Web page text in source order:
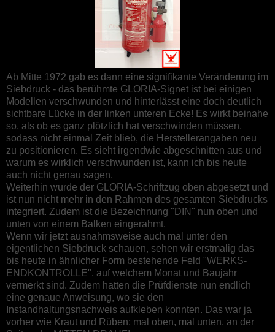
Ab Mitte 1972 gab es dann eine signifikante Veränderung im
Siebdruck - das berühmte GLORIA-Signet ist bei einigen
Modellen verschwunden und hinterlässt eine doch deutlich
sichtbare Lücke in der linken unteren Ecke! Es wirkt beinahe
so, als ob es ganz plötzlich hat verschwinden müssen,
sodass nicht einmal Zeit blieb, die Herstellerangaben neu
zu positionieren. Es sieht irgendwie abgeschnitten aus und
warum es wirklich verschwunden ist, kann ich bis heute
auch nicht genau sagen.
Weiterhin wurde der GLORIA-Schriftzug oben abgesetzt und
ist nun nicht mehr in den Rahmen des gesamten Siebdrucks
integriert. Zudem ist die Bezeichnung "DIN" nun oben und
unten von einem Balken eingerahmt.
Wenn wir jetzt ausnahmsweise auch mal unter den
eigentlichen Siebdruck schauen, sehen wir erstmalig das
bis heute in ähnlicher Form bestehende Feld "WERKS-
ENDKONTROLLE", auf welchem Monat und Baujahr
vermerkt sind. Zudem hatten die Prüfdienste nun endlich
eine genaue Anweisung, wo sie den
Instandhaltungsnachweis aufkleben konnten. Das war ja
vorher wie Kraut und Rüben; mal oben, mal unten, an der